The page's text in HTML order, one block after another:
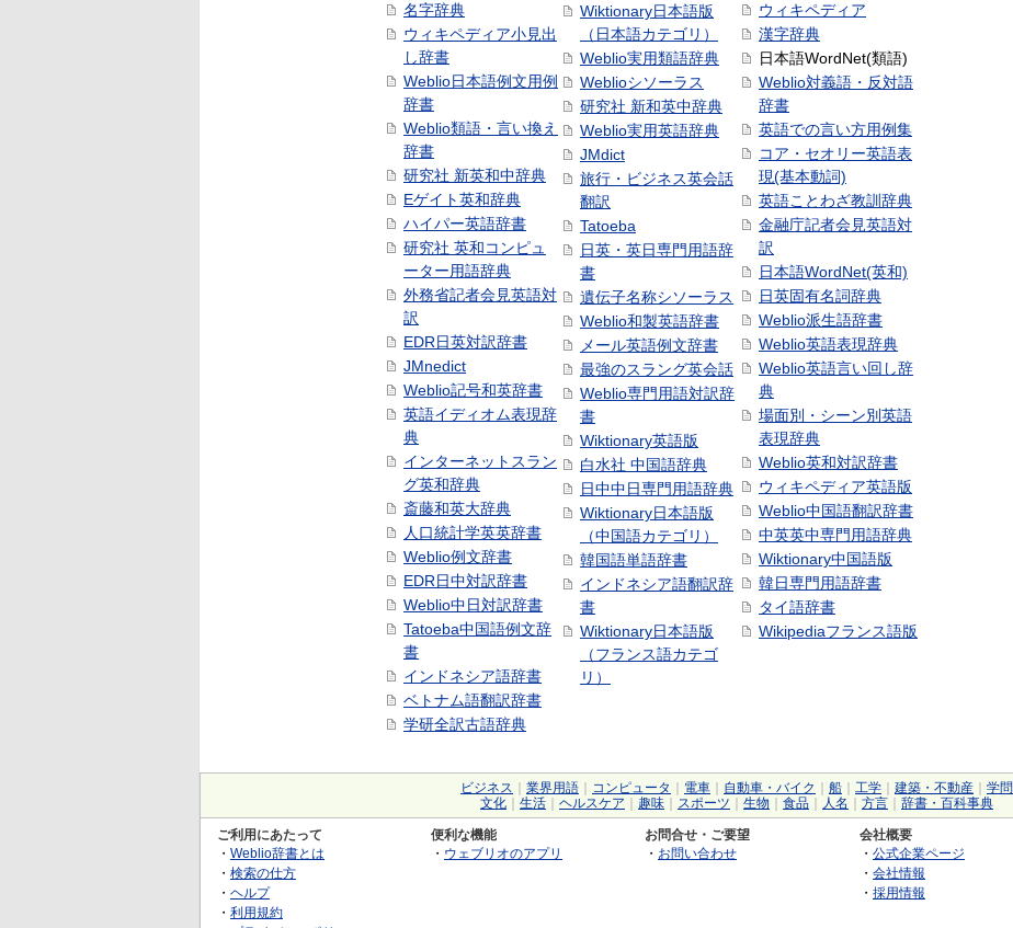
名字辞典
ウィキペディア小見出
し辞書
Weblio日本語例文用例
辞書
Weblio類語・言い換え
辞書
研究社 新英和中辞典
Eゲイト英和辞典
ハイパー英語辞書
研究社 英和コンピュ
ーター用語辞典
外務省記者会見英語対
訳
EDR日英対訳辞書
JMnedict
Weblio記号和英辞書
英語イディオム表現辞
典
インターネットスラン
グ英和辞典
斎藤和英大辞典
人口統計学英英辞書
Weblio例文辞書
EDR日中対訳辞書
Weblio中日対訳辞書
Tatoeba中国語例文辞
書
インドネシア語辞書
ベトナム語翻訳辞書
学研全訳古語辞典
Wiktionary日本語版
（日本語カテゴリ）
Weblio実用類語辞典
Weblioシソーラス
研究社 新和英中辞典
Weblio実用英語辞典
JMdict
旅行・ビジネス英会話
翻訳
Tatoeba
日英・英日専門用語辞
書
遺伝子名称シソーラス
Weblio和製英語辞書
メール英語例文辞書
最強のスラング英会話
Weblio専門用語対訳辞
書
Wiktionary英語版
白水社 中国語辞典
日中中日専門用語辞典
Wiktionary日本語版
（中国語カテゴリ）
韓国語単語辞書
インドネシア語翻訳辞
書
Wiktionary日本語版
（フランス語カテゴ
リ）
ウィキペディア
漢字辞典
日本語WordNet(類語)
Weblio対義語・反対語
辞書
英語での言い方用例集
コア・セオリー英語表
現(基本動詞)
英語ことわざ教訓辞典
金融庁記者会見英語対
訳
日本語WordNet(英和)
日英固有名詞辞典
Weblio派生語辞書
Weblio英語表現辞典
Weblio英語言い回し辞
典
場面別・シーン別英語
表現辞典
Weblio英和対訳辞書
ウィキペディア英語版
Weblio中国語翻訳辞書
中英英中専門用語辞典
Wiktionary中国語版
韓日専門用語辞書
タイ語辞書
Wikipediaフランス語版
ビジネス 業界用語 コンピュータ 電車 自動車・バイク 船 工学 建築・不動産
学問
文化
生活 ヘルスケア 趣味 スポーツ 生物 食品 人名 方言 辞書・百科事典
ご利用にあたって
・ Weblio辞書とは
・ 検索の仕方
・ ヘルプ
・ 利用規約
便利な機能
・ ウェブリオのアプリ
お問合せ・ご要望
・ お問い合わせ
会社概要
・ 公式企業ページ
・ 会社情報
・ 採用情報